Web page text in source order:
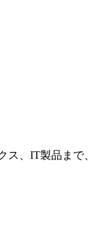
ス、IT製品まで、